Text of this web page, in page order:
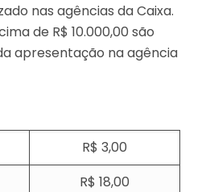
nas agências da Caixa.
de R$ 10.000,00 são
apresentação na agência
R$ 3,00
R$ 18,00